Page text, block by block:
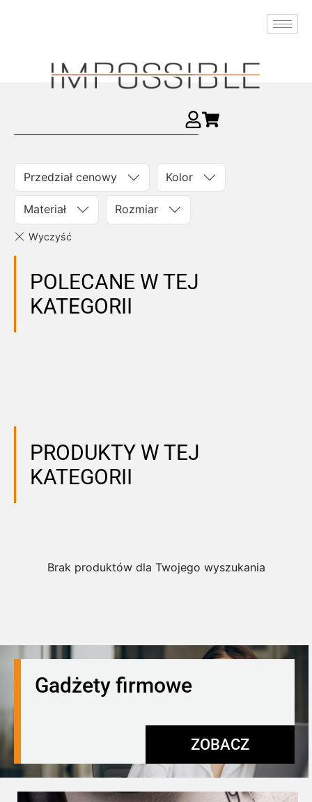
Przedział cenowy Kolor
Materiał Rozmiar
POLECANE W TEJ
KATEGORII
PRODUKTY W TEJ
KATEGORII
Brak produktów dla Twojego wyszukania
Gadżety firmowe
ZOBACZ